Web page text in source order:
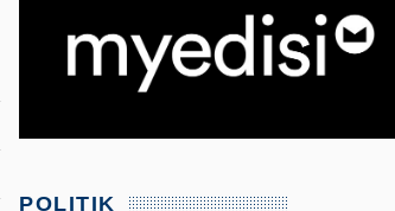
POLITIK